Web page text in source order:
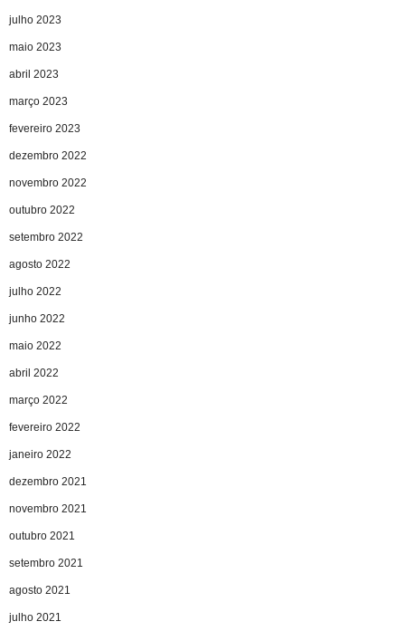
julho 2023
maio 2023
abril 2023
março 2023
fevereiro 2023
dezembro 2022
novembro 2022
outubro 2022
setembro 2022
agosto 2022
julho 2022
junho 2022
maio 2022
abril 2022
março 2022
fevereiro 2022
janeiro 2022
dezembro 2021
novembro 2021
outubro 2021
setembro 2021
agosto 2021
julho 2021